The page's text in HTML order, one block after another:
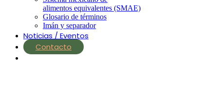
alimentos equivalentes (SMAE)
Glosario de términos
Imán y separador
Noticias / Eventos
Contacto